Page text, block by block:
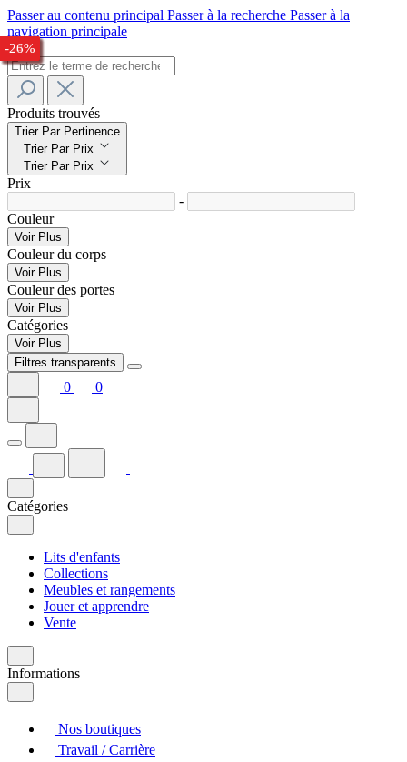
Passer au contenu principal Passer à la recherche Passer à la
navigation principale
Produits trouvés
Trier Par Pertinence
Trier Par Prix
Trier Par Prix
Prix
-
Couleur
Voir Plus
Couleur du corps
Voir Plus
Couleur des portes
Voir Plus
Catégories
Voir Plus
Filtres transparents
0 0
Catégories
Lits d'enfants
Collections
Meubles et rangements
Jouer et apprendre
Vente
Informations
Nos boutiques
Travail / Carrière
-22%
-23%
-25%
-27%
-23%
-32%
-33%
-24%
-26%